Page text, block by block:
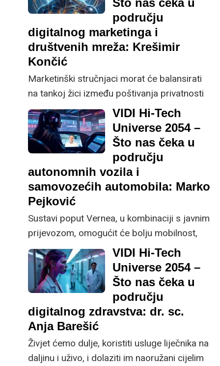
tvrtke Byte Lab.
području
digitalnog marketinga i
društvenih mreža: Krešimir
Končić
Marketinški stručnjaci morat će balansirati
na tankoj žici između poštivanja privatnosti
korisnika i isporuke personaliziranih ponuda i
poruka, predviđa Krešimir Končić, osnivač
tvrtke Neuralab.
VIDI Hi-Tech
Universe 2054 –
Što nas čeka u
području
autonomnih vozila i
samovozećih automobila: Marko
Pejković
Sustavi poput Vernea, u kombinaciji s javnim
prijevozom, omogućit će bolju mobilnost,
smanjiti potrebu za privatnim automobilima
te osloboditi prostore u gradu za korisniju
društvenu namjenu, tvrdi Marko Pejković,
CBO & Co-Founder tvrtke Verne.
VIDI Hi-Tech
Universe 2054 –
Što nas čeka u
području
digitalnog zdravstva: dr. sc.
Anja Barešić
Živjet ćemo dulje, koristiti usluge liječnika na
daljinu i uživo, i dolaziti im naoružani cijelim